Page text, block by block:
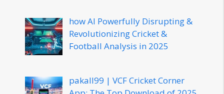
how AI Powerfully Disrupting &
Revolutionizing Cricket &
Football Analysis in 2025
pakall99 | VCF Cricket Corner